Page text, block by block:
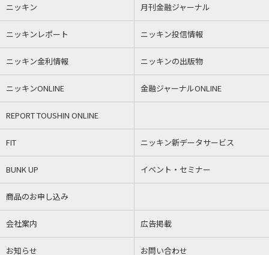
ニッキン 月刊金融ジャーナル
ニッキンレポート ニッキン投信情報
ニッキン金利情報 ニッキンの出版物
ニッキンONLINE 金融ジャーナルONLINE
REPORT TOUSHIN ONLINE
FIT ニッキン新データサービス
BUNK UP イベント・セミナー
商品のお申し込み
会社案内 広告掲載
お知らせ お問い合わせ